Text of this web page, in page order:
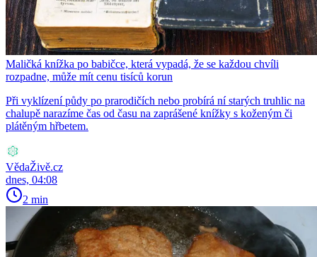
Maličká knížka po babičce, která vypadá, že se každou chvíli
rozpadne, může mít cenu tisíců korun
Při vyklízení půdy po prarodičích nebo probírá ní starých truhlic na
chalupě narazíme čas od času na zaprášené knížky s koženým či
plátěným hřbetem.
VědaŽivě.cz
dnes, 04:08
2 min